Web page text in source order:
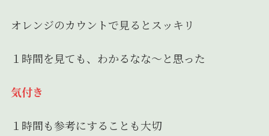
オレンジのカウントで見るとスッキリ
１時間を見ても、わかるなな～と思った
気付き
１時間も参考にすることも大切